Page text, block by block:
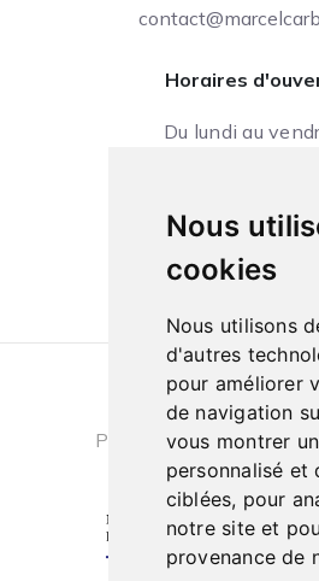
Nous
cookies
Nous utilisons
d'autres
pour améliorer
de navigation
vous montrer
personnalisé et
ciblées, pour
notre site et
provenance de
Horaires
Du lundi au
10h à 13h et de
Conditions générales
Politique de